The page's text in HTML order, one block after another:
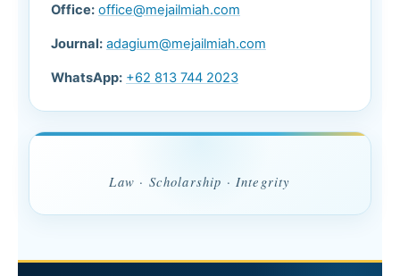
Office: office@mejailmiah.com
Journal: adagium@mejailmiah.com
WhatsApp: +62 813 744 2023